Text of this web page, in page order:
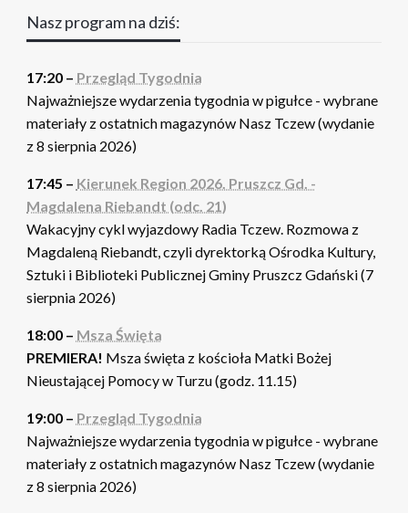
Nasz program na dziś:
17:20 – Przegląd Tygodnia
Najważniejsze wydarzenia tygodnia w pigułce - wybrane
materiały z ostatnich magazynów Nasz Tczew (wydanie
z 8 sierpnia 2026)
17:45 – Kierunek Region 2026. Pruszcz Gd. -
Magdalena Riebandt (odc. 21)
Wakacyjny cykl wyjazdowy Radia Tczew. Rozmowa z
Magdaleną Riebandt, czyli dyrektorką Ośrodka Kultury,
Sztuki i Biblioteki Publicznej Gminy Pruszcz Gdański (7
sierpnia 2026)
18:00 – Msza Święta
PREMIERA! Msza święta z kościoła Matki Bożej
Nieustającej Pomocy w Turzu (godz. 11.15)
19:00 – Przegląd Tygodnia
Najważniejsze wydarzenia tygodnia w pigułce - wybrane
materiały z ostatnich magazynów Nasz Tczew (wydanie
z 8 sierpnia 2026)